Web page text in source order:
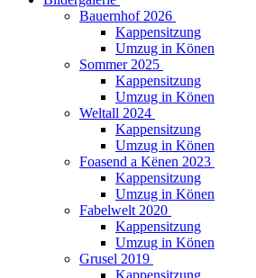
Bauernhof 2026
Kappensitzung
Umzug in Könen
Sommer 2025
Kappensitzung
Umzug in Könen
Weltall 2024
Kappensitzung
Umzug in Könen
Foasend a Kënen 2023
Kappensitzung
Umzug in Könen
Fabelwelt 2020
Kappensitzung
Umzug in Könen
Grusel 2019
Kappensitzung